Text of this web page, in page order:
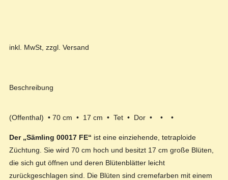
inkl. MwSt, zzgl. Versand
Beschreibung
(Offenthal) • 70 cm • 17 cm • Tet • Dor • • •
Der „Sämling 00017 FE“ ist eine einziehende, tetraploide
Züchtung. Sie wird 70 cm hoch und besitzt 17 cm große Blüten,
die sich gut öffnen und deren Blütenblätter leicht
zurückgeschlagen sind. Die Blüten sind cremefarben mit einem